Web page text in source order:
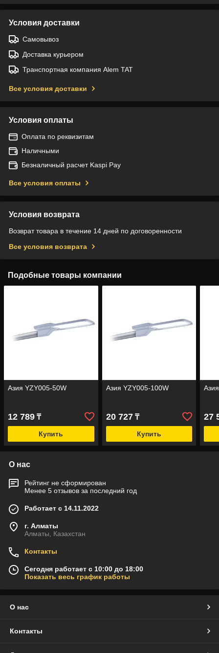
Условия доставки
Самовывоз
Доставка курьером
Транспортная компания Alem TAT
Все условия доставки
Условия оплаты
Оплата по реквизитам
Наличными
Безналичный расчет Kaspi Pay
Все условия оплаты
Условия возврата
Возврат товара в течение 14 дней по договоренности
Все условия возврата
Подобные товары компании
Азия YZY005-50W
12 789 ₸
Купить
Азия YZY005-100W
20 727₸
Купить
27
О нас
Рейтинг не сформирован
Менее 5 отзывов за последний год
Работает с 14.11.2022
г. Алматы
Алматы, Казахстан
Контакты
Сегодня работает с 10:00 до 18:00
Показать весь график работы
О нас
Контакты